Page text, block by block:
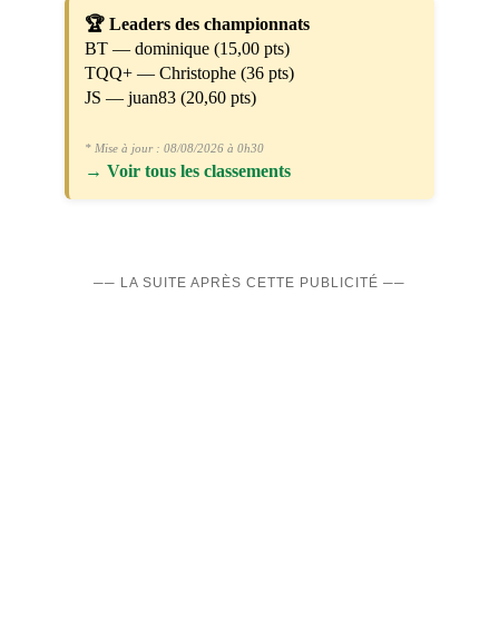
🏆 Leaders des championnats
BT — dominique (15,00 pts)
TQQ+ — Christophe (36 pts)
JS — juan83 (20,60 pts)
* Mise à jour : 08/08/2026 à 0h30
→ Voir tous les classements
── LA SUITE APRÈS CETTE PUBLICITÉ ──